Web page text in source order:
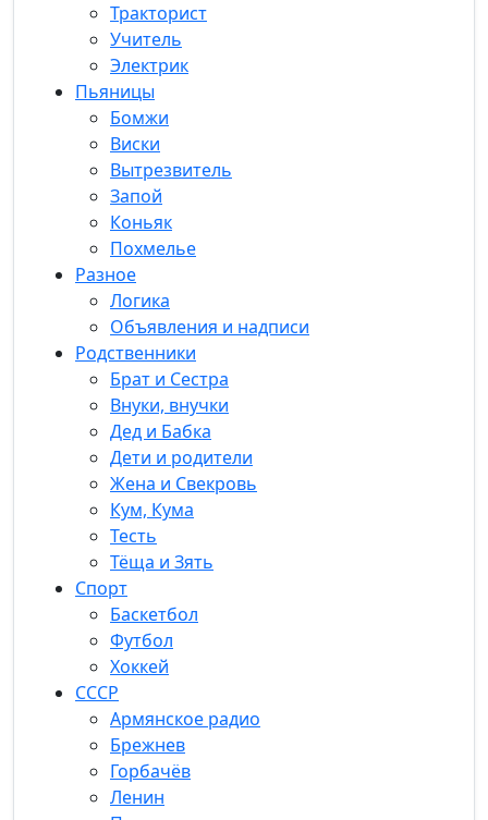
Тракторист
Учитель
Электрик
Пьяницы
Бомжи
Виски
Вытрезвитель
Запой
Коньяк
Похмелье
Разное
Логика
Объявления и надписи
Родственники
Брат и Сестра
Внуки, внучки
Дед и Бабка
Дети и родители
Жена и Свекровь
Кум, Кума
Тесть
Тёща и Зять
Спорт
Баскетбол
Футбол
Хоккей
СССР
Армянское радио
Брежнев
Горбачёв
Ленин